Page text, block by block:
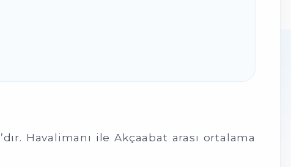
’dır. Havalimanı ile Akçaabat arası ortalama